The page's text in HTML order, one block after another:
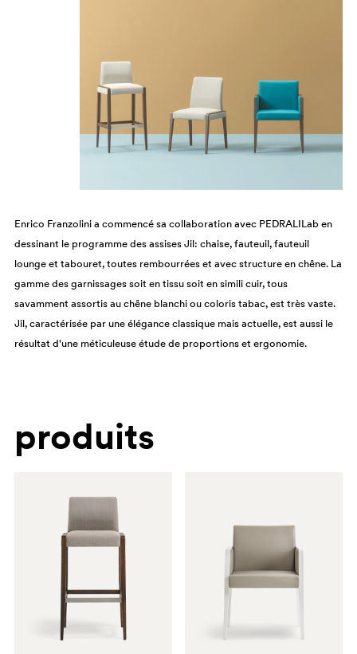
Enrico Franzolini a commencé sa collaboration avec PEDRALILab en
dessinant le programme des assises Jil: chaise, fauteuil, fauteuil
lounge et tabouret, toutes rembourrées et avec structure en chêne. La
gamme des garnissages soit en tissu soit en simili cuir, tous
savamment assortis au chêne blanchi ou coloris tabac, est très vaste.
Jil, caractérisée par une élégance classique mais actuelle, est aussi le
résultat d'une méticuleuse étude de proportions et ergonomie.
produits